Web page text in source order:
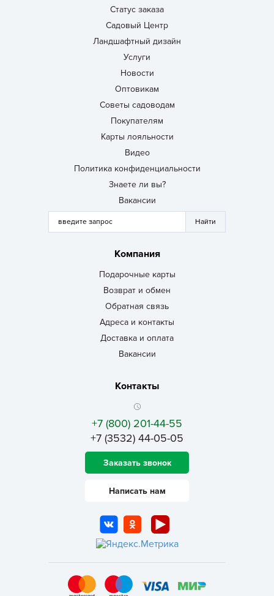
Статус заказа
Садовый Центр
Ландшафтный дизайн
Услуги
Новости
Оптовикам
Советы садоводам
Покупателям
Карты лояльности
Видео
Политика конфиденциальности
Знаете ли вы?
Вакансии
Компания
Подарочные карты
Возврат и обмен
Обратная связь
Адреса и контакты
Доставка и оплата
Вакансии
Контакты
+7 (800) 201-44-55
+7 (3532) 44-05-05
Заказать звонок
Написать нам